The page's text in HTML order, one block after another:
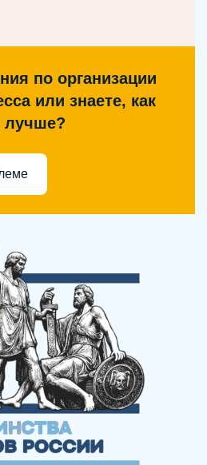
по организации
или знаете, как
лучше?